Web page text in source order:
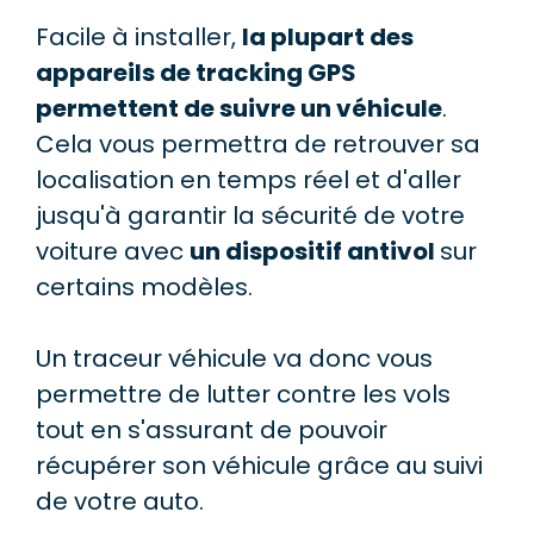
Facile à installer, la plupart des
appareils de tracking GPS
permettent de suivre un véhicule.
Cela vous permettra de retrouver sa
localisation en temps réel et d'aller
jusqu'à garantir la sécurité de votre
voiture avec un dispositif antivol sur
certains modèles.
Un traceur véhicule va donc vous
permettre de lutter contre les vols
tout en s'assurant de pouvoir
récupérer son véhicule grâce au suivi
de votre auto.